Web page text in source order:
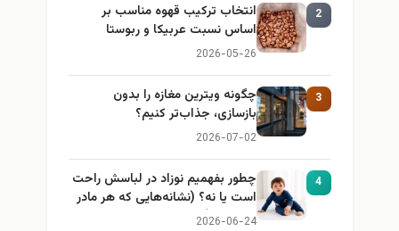
2
انتخاب ترکیب قهوه مناسب بر
اساس نسبت عربیکا و ربوستا
2026-05-26
3
چگونه ویترین مغازه را بدون
بازسازی، جذاب‌تر کنیم؟
2026-07-02
4
چطور بفهمیم نوزاد در لباسش راحت
است یا نه؟ (نشانه‌هایی که هر مادر
باید بداند)
2026-06-24